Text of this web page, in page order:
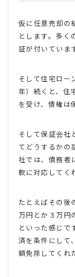
仮に任意売却の
とします。多く
証が付いていま
そして住宅ロー
年）続くと、住
を受け、債権は
そして保証会社
てどうするかの
社では、債務者
軟に対応してく
たとえばその後
万円とか３万円
といった感じで
済を条件にして
額免除してくれ